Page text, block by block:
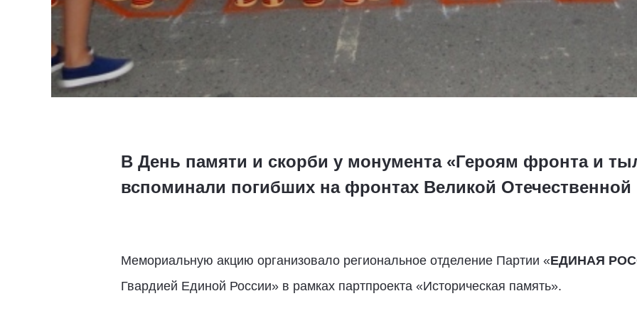
В День памяти и скорби у монумента «Героям фронта и
вспоминали погибших на фронтах Великой
Мемориальную акцию организовало региональное отделение Партии «ЕДИНАЯ
Гвардией Единой России» в рамках партпроекта «Историческая память».